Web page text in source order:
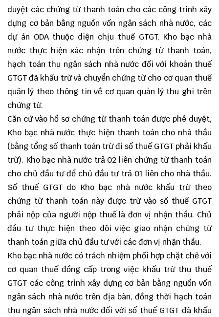
duyệt các chứng từ thanh toán cho các công trình xây
dựng cơ bản bằng nguồn vốn ngân sách nhà nước, các
dự án ODA thuộc diện chịu thuế GTGT, Kho bạc nhà
nước thực hiện xác nhận trên chứng từ thanh toán,
hạch toán thu ngân sách nhà nước đối với khoản thuế
GTGT đã khấu trừ và chuyển chứng từ cho cơ quan thuế
quản lý theo thông tin về cơ quan quản lý thu ghi trên
chứng từ.
Căn cứ vào hồ sơ chứng từ thanh toán được phê duyệt,
Kho bạc nhà nước thực hiện thanh toán cho nhà thầu
(bằng tổng số thanh toán trừ đi số thuế GTGT phải khấu
trừ). Kho bạc nhà nước trả 02 liên chứng từ thanh toán
cho chủ đầu tư để chủ đầu tư trả 01 liên cho nhà thầu.
Số thuế GTGT do Kho bạc nhà nước khấu trừ theo
chứng từ thanh toán này được trừ vào số thuế GTGT
phải nộp của người nộp thuế là đơn vị nhận thầu. Chủ
đầu tư thực hiện theo dõi việc giao nhận chứng từ
thanh toán giữa chủ đầu tư với các đơn vị nhận thầu.
Kho bạc nhà nước có trách nhiệm phối hợp chặt chẽ với
cơ quan thuế đồng cấp trong việc khấu trừ thu thuế
GTGT các công trình xây dựng cơ bản bằng nguồn vốn
ngân sách nhà nước trên địa bàn, đồng thời hạch toán
thu ngân sách nhà nước đối với số thuế GTGT đã khấu